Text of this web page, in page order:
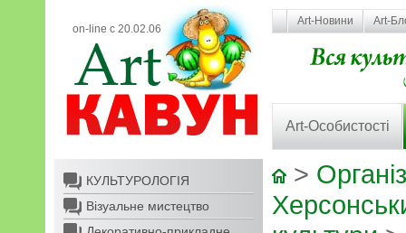
on-line с 20.02.06
Art-Новини Art-
Art-Особистості
КУЛЬТУРОЛОГІЯ
Візуальне мистецтво
>